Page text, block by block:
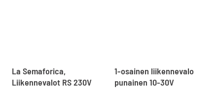
La Semaforica,
Liikennevalot RS 230V
1-osainen liikennevalo
punainen 10-30V